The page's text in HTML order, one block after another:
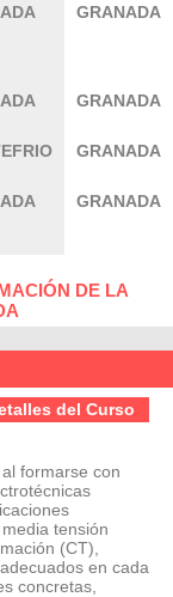
GRANADA
GRANADA
GRANADA
GRANADA
DE LA
del Curso
formarse con
tensión
(CT),
en cada
concretas,